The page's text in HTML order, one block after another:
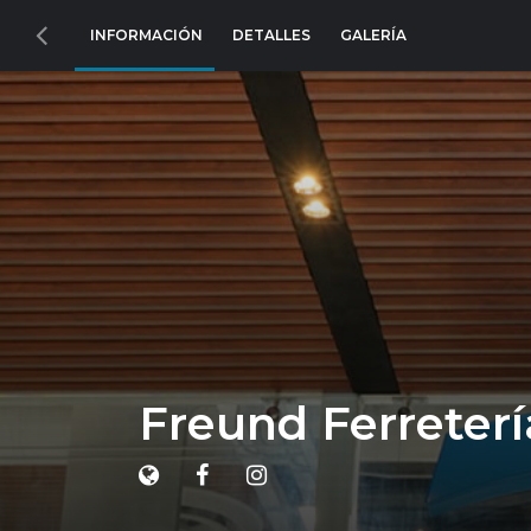
INFORMACIÓN DETALLES GALERÍA
Freund